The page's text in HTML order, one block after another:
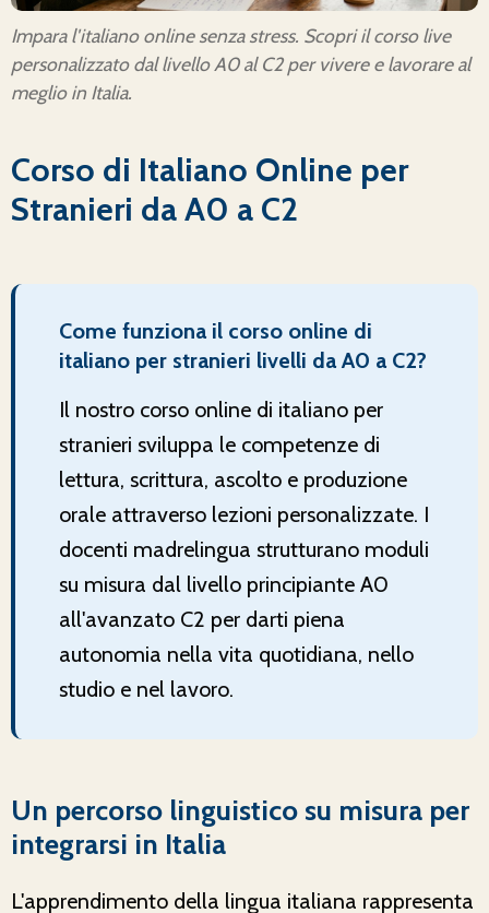
Impara l'italiano online senza stress. Scopri il corso live
personalizzato dal livello A0 al C2 per vivere e lavorare al
meglio in Italia.
Corso di Italiano Online per
Stranieri da A0 a C2
Come funziona il corso online di
italiano per stranieri livelli da A0 a C2?
Il nostro corso online di italiano per
stranieri sviluppa le competenze di
lettura, scrittura, ascolto e produzione
orale attraverso lezioni personalizzate. I
docenti madrelingua strutturano moduli
su misura dal livello principiante A0
all'avanzato C2 per darti piena
autonomia nella vita quotidiana, nello
studio e nel lavoro.
Un percorso linguistico su misura per
integrarsi in Italia
L'apprendimento della lingua italiana rappresenta